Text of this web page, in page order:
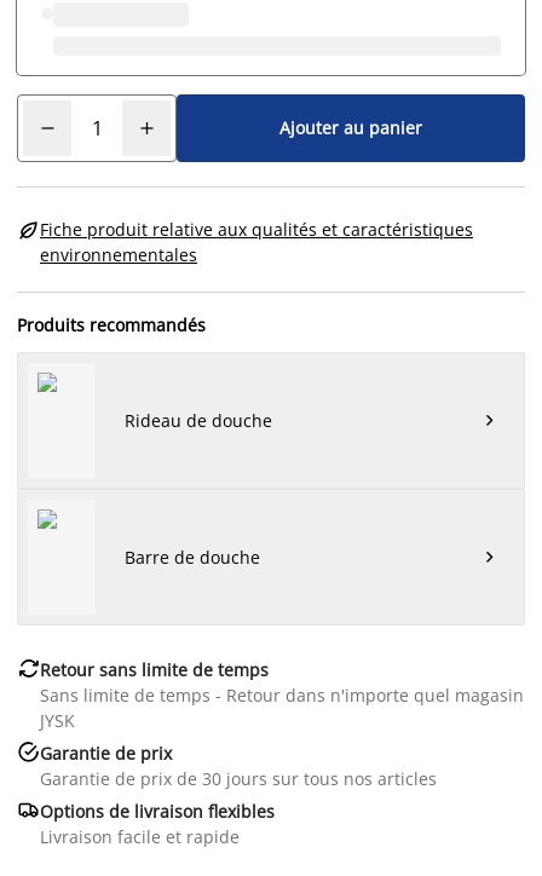
Ajouter au panier
Fiche produit relative aux qualités et caractéristiques
environnementales
Produits recommandés
Rideau de douche 
Barre de douche 
Retour sans limite de temps
Sans limite de temps - Retour dans n'importe quel magasin
JYSK
Garantie de prix
Garantie de prix de 30 jours sur tous nos articles
Options de livraison flexibles
Livraison facile et rapide